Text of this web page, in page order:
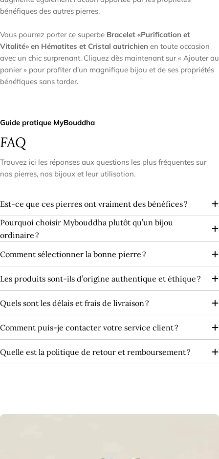
bénéfiques des autres pierres.
Vous pourrez porter ce superbe Bracelet «Purification et
Vitalité» en Hématites et Cristal autrichien en toute occasion
avec un chic surprenant. Cliquez dès maintenant sur « Ajouter au
panier » pour profiter d’un magnifique bijou et de ses propriétés
bénéfiques sans tarder.
Guide pratique MyBouddha
FAQ
Trouvez ici les réponses aux questions les plus fréquentes sur
nos pierres, nos bijoux et leur utilisation.
Est-ce que ces pierres ont vraiment des bénéfices ?
Pourquoi choisir Mybouddha plutôt qu’un bijou
ordinaire ?
Comment sélectionner la bonne pierre ?
Les produits sont‑ils d’origine authentique et éthique ?
Quels sont les délais et frais de livraison ?
Comment puis-je contacter votre service client ?
Quelle est la politique de retour et remboursement ?